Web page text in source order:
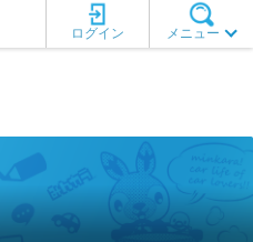
メニュー
ログイン